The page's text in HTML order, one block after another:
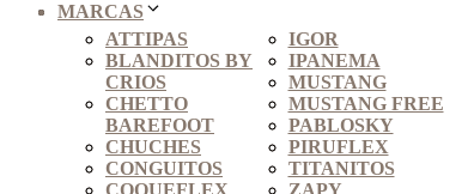
MARCAS
ATTIPAS
BLANDITOS BY
CRIOS
CHETTO
BAREFOOT
CHUCHES
CONGUITOS
IGOR
IPANEMA
MUSTANG
MUSTANG FREE
PABLOSKY
PIRUFLEX
TITANITOS